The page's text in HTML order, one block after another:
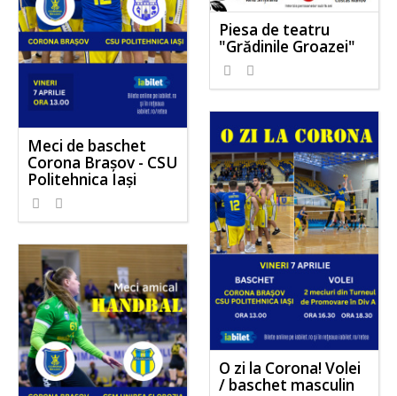
Piesa de teatru
"Grădinile Groazei"
Meci de baschet
Corona Brașov - CSU
Politehnica Iași
O zi la Corona! Volei
/ baschet masculin